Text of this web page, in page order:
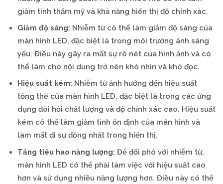
giảm tính thẩm mỹ và khả năng hiển thị độ chính xác.
Giảm độ sáng: Nhiễm từ có thể làm giảm độ sáng của
màn hình LED, đặc biệt là trong môi trường ánh sáng
yếu. Điều này gây ra mất sự rõ nét của hình ảnh và có
thể làm cho nội dung trở nên khó nhìn và khó đọc.
Hiệu suất kém: Nhiễm từ ảnh hưởng đến hiệu suất
tổng thể của màn hình LED, đặc biệt là trong các ứng
dụng đòi hỏi chất lượng và độ chính xác cao. Hiệu suất
kém có thể làm giảm tính ổn định của màn hình và
làm mất đi sự đồng nhất trong hiển thị.
Tăng tiêu hao năng lượng: Để đối phó với nhiễm từ,
màn hình LED có thể phải làm việc với hiệu suất cao
hơn và sử dụng nhiều năng lượng hơn. Điều này có thể